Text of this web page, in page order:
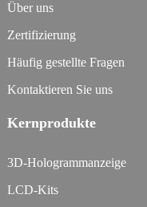
Über uns
Zertifizierung
Häufig gestellte Fragen
Kontaktieren Sie uns
Kernprodukte
3D-Hologrammanzeige
LCD-Kits